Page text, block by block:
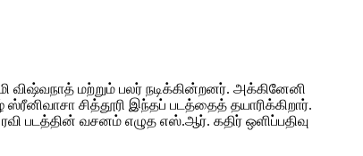
விஷ்வநாத் மற்றும் பலர் நடிக்கின்றனர். அக்கினேனி
சித்தூரி இந்தப் படத்தைத் தயாரிக்கிறார்.
படத்தின் வசனம் எழுத எஸ்.ஆர். கதிர் ஒளிப்பதிவு